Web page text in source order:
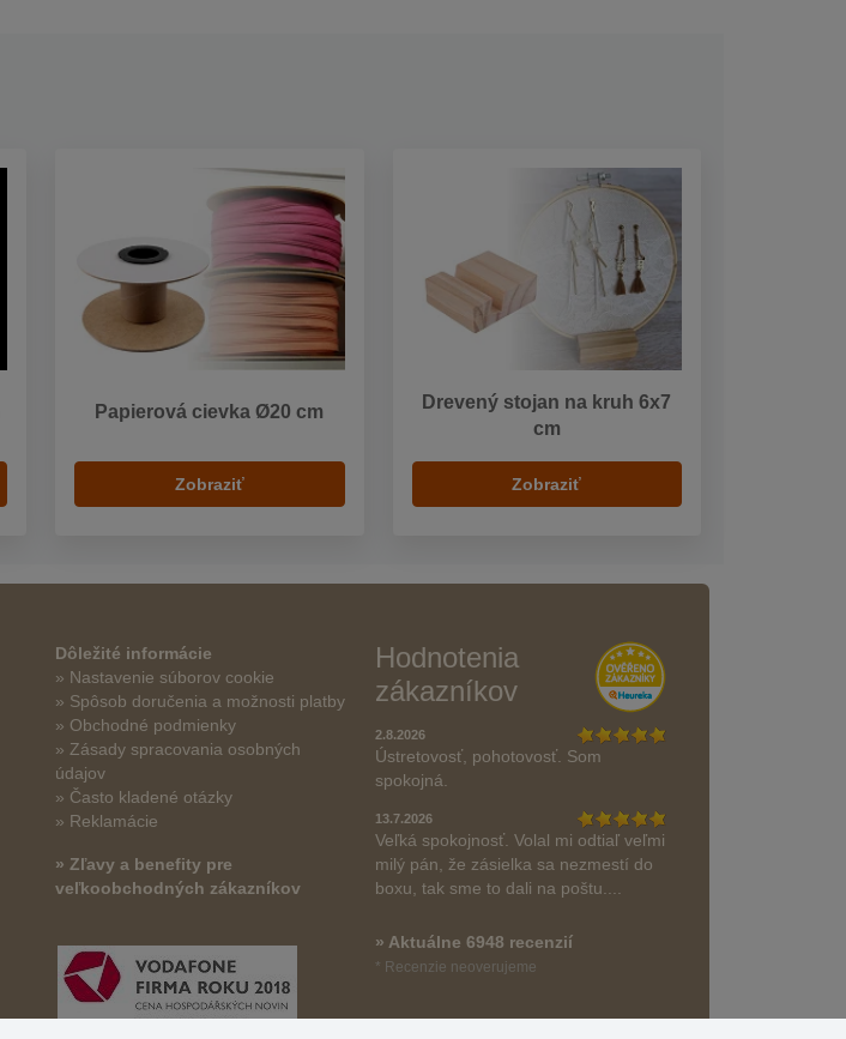
Papierová cievka Ø20 cm
Zobraziť
Drevený stojan na kruh 6x7
cm
Zobraziť
Dôležité informácie
» Nastavenie súborov cookie
» Spôsob doručenia a možnosti platby
» Obchodné podmienky
» Zásady spracovania osobných
údajov
» Často kladené otázky
» Reklamácie
» Zľavy a benefity pre
veľkoobchodných zákazníkov
Hodnotenia
zákazníkov
2.8.2026
Ústretovosť, pohotovosť. Som
spokojná.
13.7.2026
Veľká spokojnosť. Volal mi odtiaľ veľmi
milý pán, že zásielka sa nezmestí do
boxu, tak sme to dali na poštu....
» Aktuálne 6948 recenzií
* Recenzie neoverujeme